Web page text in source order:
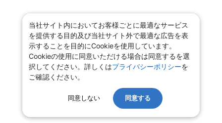
当社サイト内においてお客様ごとに最適なサービス
を提供する目的及び当社サイト外で最適な広告を表
示することを目的にCookieを使用しています。
Cookieの使用に同意いただける場合は同意するを選
択してください。詳しくはプライバシーポリシーを
ご確認ください。
同意しない 同意する